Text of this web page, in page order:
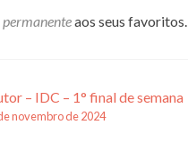
aos seus favoritos.
– IDC – 1° final de semana
novembro de 2024